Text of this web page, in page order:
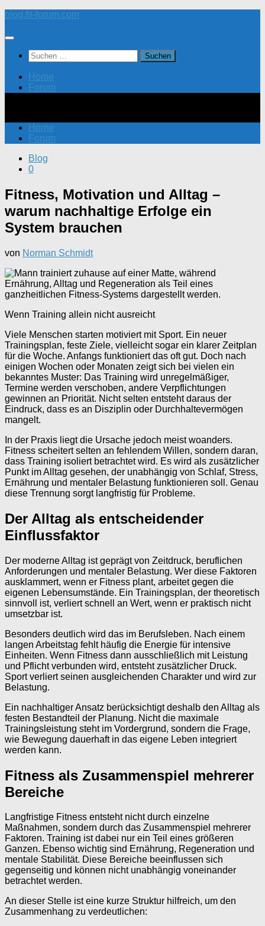
Zum
springen
blog.fit-forum.com
Suchen
nach:
Home
Forum
Home
Forum
Blog
0
Fitness, Motivation und Alltag –
warum nachhaltige Erfolge ein
System brauchen
von Norman Schmidt
Wenn Training allein nicht ausreicht
Viele Menschen starten motiviert mit Sport. Ein neuer
Trainingsplan, feste Ziele, vielleicht sogar ein klarer Zeitplan
für die Woche. Anfangs funktioniert das oft gut. Doch nach
einigen Wochen oder Monaten zeigt sich bei vielen ein
bekanntes Muster: Das Training wird unregelmäßiger,
Termine werden verschoben, andere Verpflichtungen
gewinnen an Priorität. Nicht selten entsteht daraus der
Eindruck, dass es an Disziplin oder Durchhaltevermögen
mangelt.
In der Praxis liegt die Ursache jedoch meist woanders.
Fitness scheitert selten an fehlendem Willen, sondern daran,
dass Training isoliert betrachtet wird. Es wird als zusätzlicher
Punkt im Alltag gesehen, der unabhängig von Schlaf, Stress,
Ernährung und mentaler Belastung funktionieren soll. Genau
diese Trennung sorgt langfristig für Probleme.
Der Alltag als entscheidender
Einflussfaktor
Der moderne Alltag ist geprägt von Zeitdruck, beruflichen
Anforderungen und mentaler Belastung. Wer diese Faktoren
ausklammert, wenn er Fitness plant, arbeitet gegen die
eigenen Lebensumstände. Ein Trainingsplan, der theoretisch
sinnvoll ist, verliert schnell an Wert, wenn er praktisch nicht
umsetzbar ist.
Besonders deutlich wird das im Berufsleben. Nach einem
langen Arbeitstag fehlt häufig die Energie für intensive
Einheiten. Wenn Fitness dann ausschließlich mit Leistung
und Pflicht verbunden wird, entsteht zusätzlicher Druck.
Sport verliert seinen ausgleichenden Charakter und wird zur
Belastung.
Ein nachhaltiger Ansatz berücksichtigt deshalb den Alltag als
festen Bestandteil der Planung. Nicht die maximale
Trainingsleistung steht im Vordergrund, sondern die Frage,
wie Bewegung dauerhaft in das eigene Leben integriert
werden kann.
Fitness als Zusammenspiel mehrerer
Bereiche
Langfristige Fitness entsteht nicht durch einzelne
Maßnahmen, sondern durch das Zusammenspiel mehrerer
Faktoren. Training ist dabei nur ein Teil eines größeren
Ganzen. Ebenso wichtig sind Ernährung, Regeneration und
mentale Stabilität. Diese Bereiche beeinflussen sich
gegenseitig und können nicht unabhängig voneinander
betrachtet werden.
An dieser Stelle ist eine kurze Struktur hilfreich, um den
Zusammenhang zu verdeutlichen: